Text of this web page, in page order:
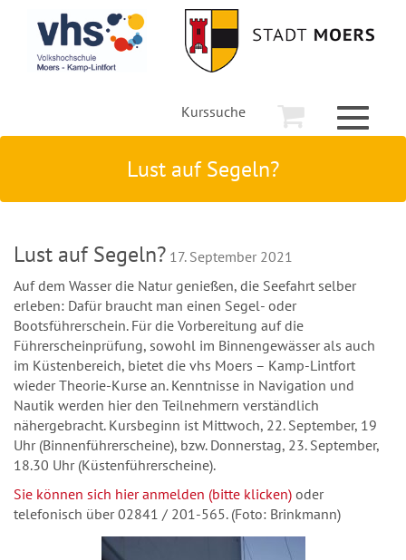
Kurssuche
Toggle
Lust auf Segeln?
Lust auf Segeln? 17. September 2021
Auf dem Wasser die Natur genießen, die Seefahrt selber
erleben: Dafür braucht man einen Segel- oder
Bootsführerschein. Für die Vorbereitung auf die
Führerscheinprüfung, sowohl im Binnengewässer als auch
im Küstenbereich, bietet die vhs Moers – Kamp-Lintfort
wieder Theorie-Kurse an. Kenntnisse in Navigation und
Nautik werden hier den Teilnehmern verständlich
nähergebracht. Kursbeginn ist Mittwoch, 22. September, 19
Uhr (Binnenführerscheine), bzw. Donnerstag, 23. September,
18.30 Uhr (Küstenführerscheine).
Sie können sich hier anmelden (bitte klicken) oder
telefonisch über 02841 / 201-565. (Foto: Brinkmann)